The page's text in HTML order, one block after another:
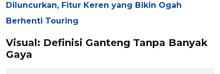
Diluncurkan, Fitur Keren yang Bikin Ogah
Berhenti Touring
Visual: Definisi Ganteng Tanpa Banyak
Gaya